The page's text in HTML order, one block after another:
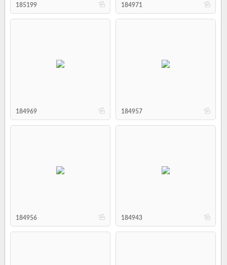
b
185199 b
184971
b
184969 b
184957
b
184956 b
184943